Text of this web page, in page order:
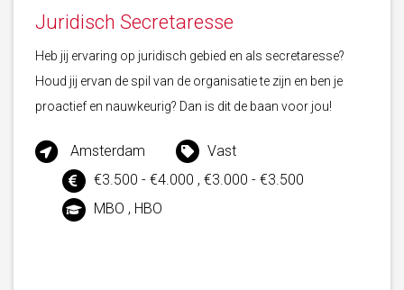
Juridisch Secretaresse
Heb jij ervaring op juridisch gebied en als secretaresse?
Houd jij ervan de spil van de organisatie te zijn en ben je
proactief en nauwkeurig? Dan is dit de baan voor jou!
Amsterdam
Vast
€3.500 - €4.000 , €3.000 - €3.500
MBO , HBO